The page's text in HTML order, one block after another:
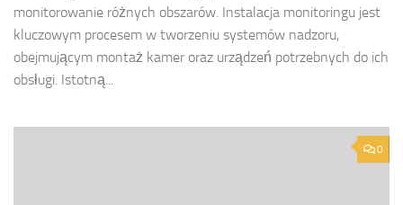
monitorowanie różnych obszarów. Instalacja monitoringu jest
kluczowym procesem w tworzeniu systemów nadzoru,
obejmującym montaż kamer oraz urządzeń potrzebnych do ich
obsługi. Istotną...
0